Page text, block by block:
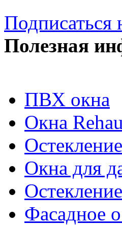
Подписаться
Полезная
ПВХ окна
Окна Rehau
Окна для
Фасадное